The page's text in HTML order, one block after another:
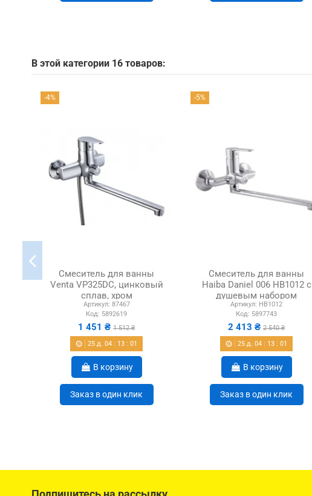
В этой категории 16 товаров:
-4%
Смеситель для ванны
Venta VP325DC, цинковый
сплав, хром
Артикул: 87467
Код: 5892619
1 451 ₴ 1 512 ₴
25 д. 04 : 13 :00
В корзину
Заказ в один клик
-5%
Смеситель для ванны
Haiba Daniel 006 HB1012 с
душевым набором
Артикул: HB1012
Код: 5897743
2 413 ₴ 2 540 ₴
25 д. 04 : 13 :00
В корзину
Заказ в один клик